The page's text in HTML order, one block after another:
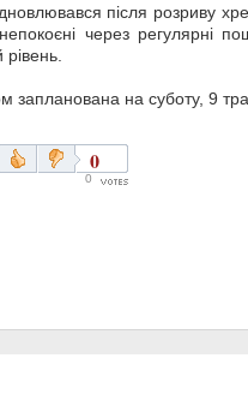
після розриву
через регулярні
запланована на суботу, 9
0
0